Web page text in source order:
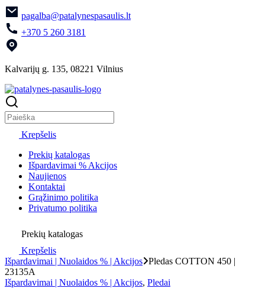
pagalba@patalynespasaulis.lt
+370 5 260 3181
Kalvarijų g. 135, 08221 Vilnius
Krepšelis
Prekių katalogas
Išpardavimai % Akcijos
Naujienos
Kontaktai
Grąžinimo politika
Privatumo politika
Prekių katalogas
Krepšelis
Išpardavimai | Nuolaidos % | Akcijos Pledas COTTON 450 |
23135A
Išpardavimai | Nuolaidos % | Akcijos, Pledai